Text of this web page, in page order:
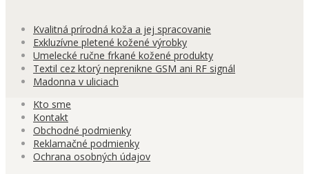
Kvalitná prírodná koža a jej spracovanie
Exkluzívne pletené kožené výrobky
Umelecké ručne frkané kožené produkty
Textil cez ktorý neprenikne GSM ani RF signál
Madonna v uliciach
Kto sme
Kontakt
Obchodné podmienky
Reklamačné podmienky
Ochrana osobných údajov